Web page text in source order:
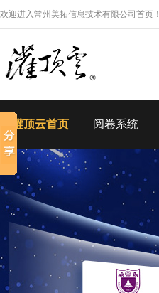
欢迎进入常州美拓信息技术有限公司首页！
灌顶云首页 阅卷系统